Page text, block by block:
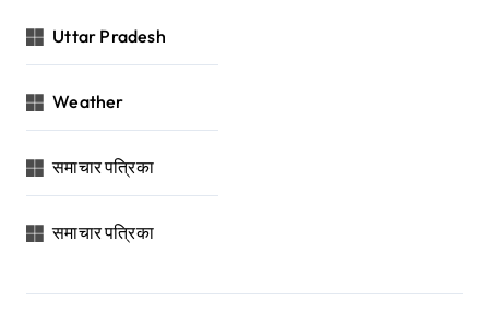
Uttar Pradesh
Weather
समाचार पत्रिका
समाचार पत्रिका